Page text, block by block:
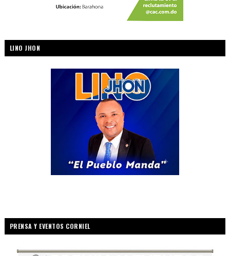
LINO JHON
PRENSA Y EVENTOS CORNIEL